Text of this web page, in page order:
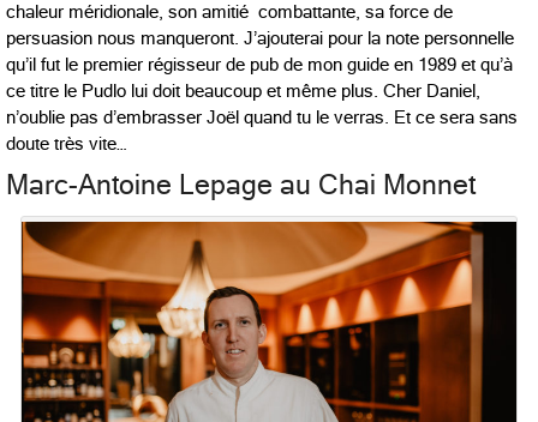
chaleur méridionale, son amitié combattante, sa force de
persuasion nous manqueront. J’ajouterai pour la note personnelle
qu’il fut le premier régisseur de pub de mon guide en 1989 et qu’à
ce titre le Pudlo lui doit beaucoup et même plus. Cher Daniel,
n’oublie pas d’embrasser Joël quand tu le verras. Et ce sera sans
doute très vite…
Marc-Antoine Lepage au Chai Monnet